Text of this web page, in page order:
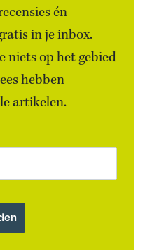
én
in je inbox.
niets op het gebied
hebben
artikelen.